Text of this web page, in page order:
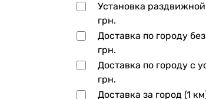
Установка
грн.
Доставка по городу
грн.
Доставка по городу с
грн.
Доставка за город (1